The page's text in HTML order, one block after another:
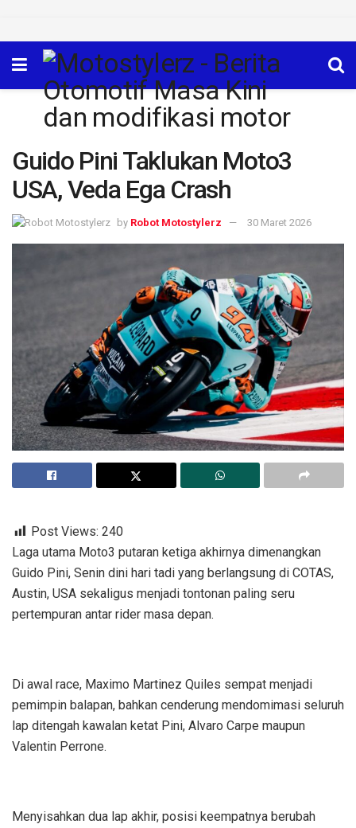
Guido Pini Taklukan Moto3
USA, Veda Ega Crash
by Robot Motostylerz 30 Maret 2026
Post Views: 240
Laga utama Moto3 putaran ketiga akhirnya dimenangkan
Guido Pini, Senin dini hari tadi yang berlangsung di COTAS,
Austin, USA sekaligus menjadi tontonan paling seru
pertempuran antar rider masa depan.
Di awal race, Maximo Martinez Quiles sempat menjadi
pemimpin balapan, bahkan cenderung mendomimasi seluruh
lap ditengah kawalan ketat Pini, Alvaro Carpe maupun
Valentin Perrone.
Menyisahkan dua lap akhir, posisi keempatnya berubah